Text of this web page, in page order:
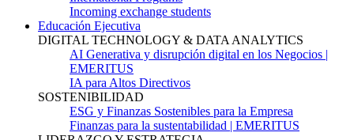
Incoming exchange students
Educación Ejecutiva
DIGITAL TECHNOLOGY & DATA ANALYTICS
AI Generativa y disrupción digital en los Negocios |
EMERITUS
IA para Altos Directivos
SOSTENIBILIDAD
ESG y Finanzas Sostenibles para la Empresa
Finanzas para la sustentabilidad | EMERITUS